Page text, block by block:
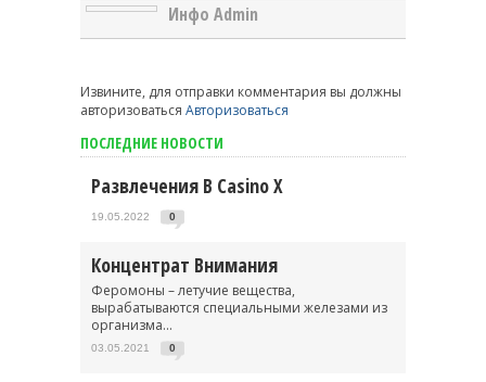
Инфо Admin
Извините, для отправки комментария вы должны
авторизоваться Авторизоваться
ПОСЛЕДНИЕ НОВОСТИ
Развлечения В Casino X
19.05.2022 0
Концентрат Внимания
Феромоны – летучие вещества,
вырабатываются специальными железами из
организма...
03.05.2021 0